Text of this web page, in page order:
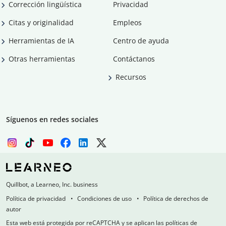
Corrección lingüística
Citas y originalidad
Herramientas de IA
Otras herramientas
Privacidad
Empleos
Centro de ayuda
Contáctanos
Recursos
Síguenos en redes sociales
Quillbot, a Learneo, Inc. business
Política de privacidad
Condiciones de uso
Política de derechos de
autor
Esta web está protegida por reCAPTCHA y se aplican las políticas de